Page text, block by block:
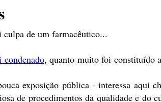
culpa de um farmacêutico...
, quanto muito foi constituído
exposição pública - interessa aqui
de procedimentos da qualidade e do